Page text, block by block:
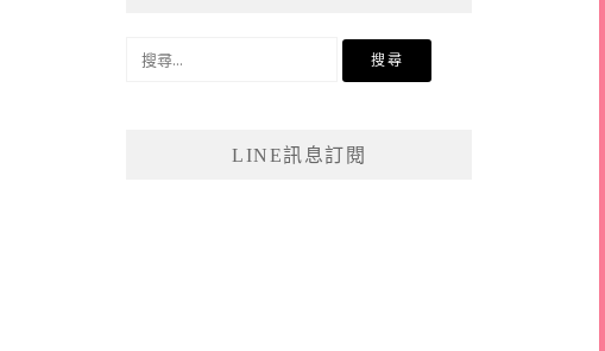
LINE訊息訂閱